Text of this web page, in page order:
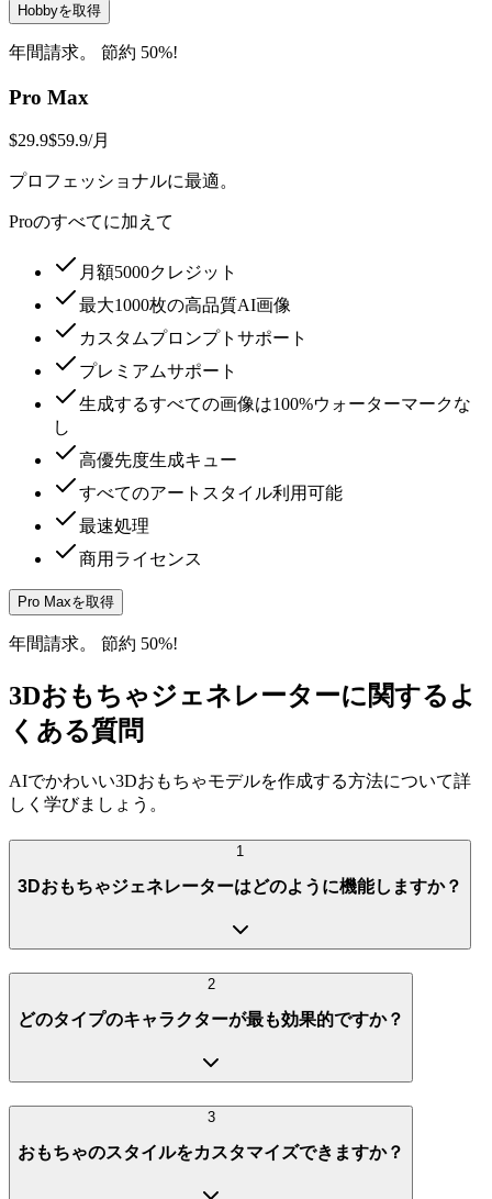
Hobbyを取得
年間請求。 節約 50%!
Pro Max
$29.9$59.9/月
プロフェッショナルに最適。
Proのすべてに加えて
月額5000クレジット
最大1000枚の高品質AI画像
カスタムプロンプトサポート
プレミアムサポート
生成するすべての画像は100%ウォーターマークな
し
高優先度生成キュー
すべてのアートスタイル利用可能
最速処理
商用ライセンス
Pro Maxを取得
年間請求。 節約 50%!
3Dおもちゃジェネレーターに関するよ
くある質問
AIでかわいい3Dおもちゃモデルを作成する方法について詳
しく学びましょう。
1
3Dおもちゃジェネレーターはどのように機能しますか？
2
どのタイプのキャラクターが最も効果的ですか？
3
おもちゃのスタイルをカスタマイズできますか？